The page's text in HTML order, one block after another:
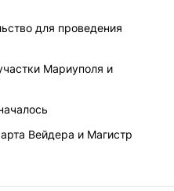
для проведения
Мариуполя и
Вейдера и Магистр